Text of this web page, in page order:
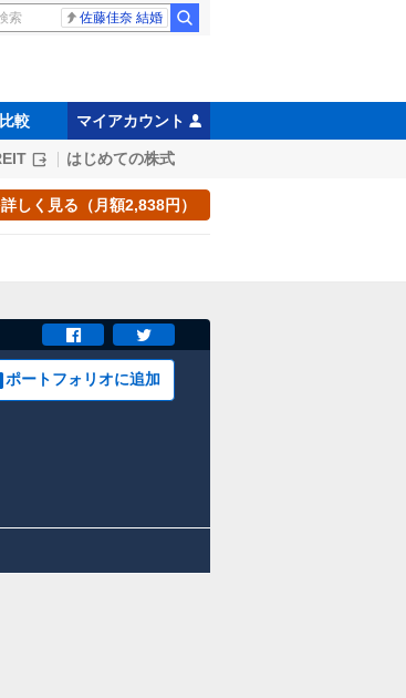
佐藤佳奈 結婚
較 マイアカウント
はじめての株式
しく見る（月額2,838円）
ポートフォリオに追加